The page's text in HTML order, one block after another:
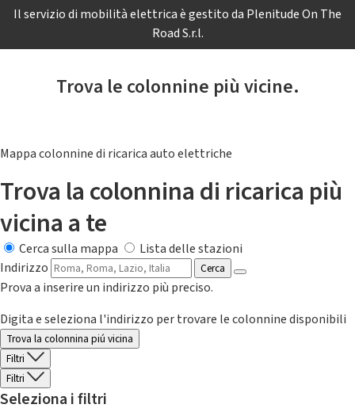
Il servizio di mobilità elettrica è gestito da Plenitude On The
Road S.r.l.
Trova le colonnine più vicine.
Mappa colonnine di ricarica auto elettriche
Trova la colonnina di ricarica più
vicina a te
Cerca sulla mappa
Lista delle stazioni
Indirizzo
Cerca
Prova a inserire un indirizzo più preciso.
Digita e seleziona l'indirizzo per trovare le colonnine disponibili
Trova la colonnina piú vicina
Filtri
Filtri
Seleziona i filtri